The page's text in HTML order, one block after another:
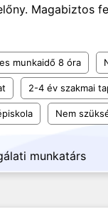
Magabiztos
munkaidő 8 óra
2-4 év szakmai
Nem
munkatárs